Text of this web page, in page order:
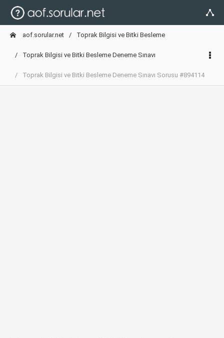
aof.sorular.net Toprak Bilgisi ve Bitki Besleme
Toprak Bilgisi ve Bitki Besleme Deneme Sınavı
Toprak Bilgisi ve Bitki Besleme Deneme Sınavı Sorusu #894114